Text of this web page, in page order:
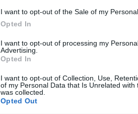
I want to opt-out of the Sale of my Personal
Opted In
I want to opt-out of processing my
Advertising.
Opted In
I want to opt-out of Collection, Use,
of my Personal Data that Is Unrelated
was collected.
Opted Out